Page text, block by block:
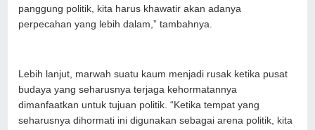
panggung politik, kita harus khawatir akan adanya
perpecahan yang lebih dalam,” tambahnya.
Lebih lanjut, marwah suatu kaum menjadi rusak ketika pusat
budaya yang seharusnya terjaga kehormatannya
dimanfaatkan untuk tujuan politik. “Ketika tempat yang
seharusnya dihormati ini digunakan sebagai arena politik, kita